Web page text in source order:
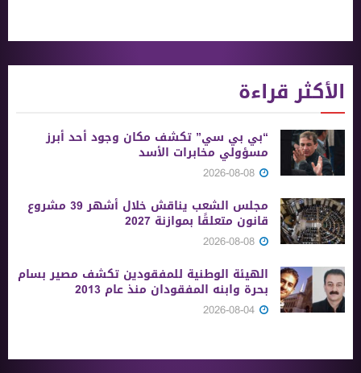
الأكثر قراءة
“بي بي سي” تكشف مكان وجود أحد أبرز
مسؤولي مخابرات الأسد
مجلس الشعب يناقش خلال أشهر 39 مشروع
قانون متعلقًا بموازنة 2027
الهيئة الوطنية للمفقودين تكشف مصير بسام
بحرة وابنه المفقودان منذ عام 2013